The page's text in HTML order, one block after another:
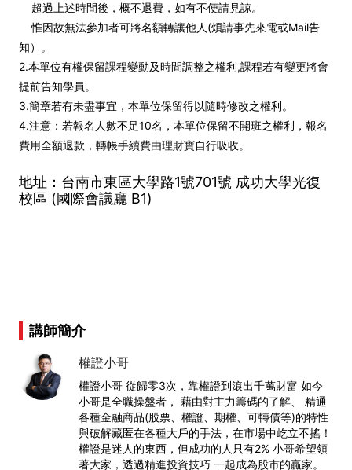
超過上述時間後，概不退費，如有不便請見諒。
惟因故無法參加者可將名額轉讓他人(煩請事先來電或Mail告
知）。
2.本單位有權保留課程變動及時間調整之權利,課程若有變更將會
提前告知學員。
3.簡章若有未盡事宜，本單位保留得以隨時修改之權利。
4.注意：若報名人數不足10名，本單位保留不開班之權利，報名
費用全額退款，轉帳手續費由理財寶自行吸收。
地址：台南市東區大學路1號701號 成功大學光復
校區 (國際會議廳 B1)
講師簡介
權證小哥
權證小哥 從歸零3次，靠權證到滾出千萬財富 如今
小哥是全職操盤者， 藉由對主力籌碼的了解、 精通
各種金融商品(股票、權證、期權、可轉債等)的特性
與破解藏匿在各種大戶的手法，在市場中屹立不搖！
權證是迷人的東西，但成功的人只有2% 小哥希望領
著大家，透過精進投資技巧 一起成為股市的贏家。